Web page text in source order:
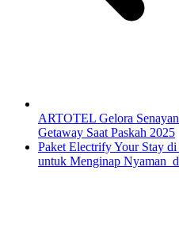
ARTOTEL Gelora
Getaway Saat Paskah 2025
Paket Electrify Your Stay
untuk Menginap Nyaman